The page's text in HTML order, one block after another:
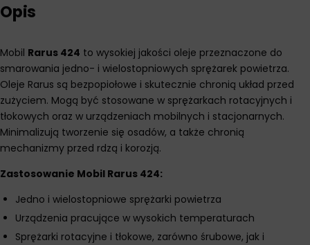
Opis
Mobil Rarus 424 to wysokiej jakości oleje przeznaczone do
smarowania jedno- i wielostopniowych sprężarek powietrza.
Oleje Rarus są bezpopiołowe i skutecznie chronią układ przed
zużyciem. Mogą być stosowane w sprężarkach rotacyjnych i
tłokowych oraz w urządzeniach mobilnych i stacjonarnych.
Minimalizują tworzenie się osadów, a także chronią
mechanizmy przed rdzą i korozją.
Zastosowanie Mobil Rarus 424:
Jedno i wielostopniowe sprężarki powietrza
Urządzenia pracujące w wysokich temperaturach
Sprężarki rotacyjne i tłokowe, zarówno śrubowe, jak i